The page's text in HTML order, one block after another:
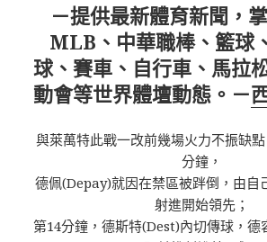
－提供最新體育新聞，
MLB、中華職棒、籃球
球、賽車、自行車、馬拉
動會等世界體壇動態。－
與萊萬特此戰一改前幾場火力不振缺
分鐘，
德佩(Depay)就因在禁區被跘倒，由自
射進開始領先；
第14分鐘，德斯特(Dest)內切傳球，德